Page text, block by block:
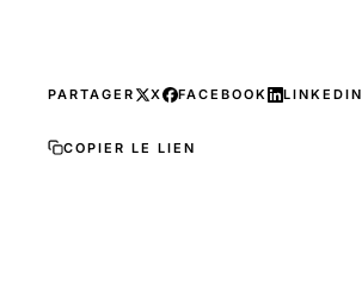
PARTAGER X FACEBOOK LINKEDIN
COPIER LE LIEN